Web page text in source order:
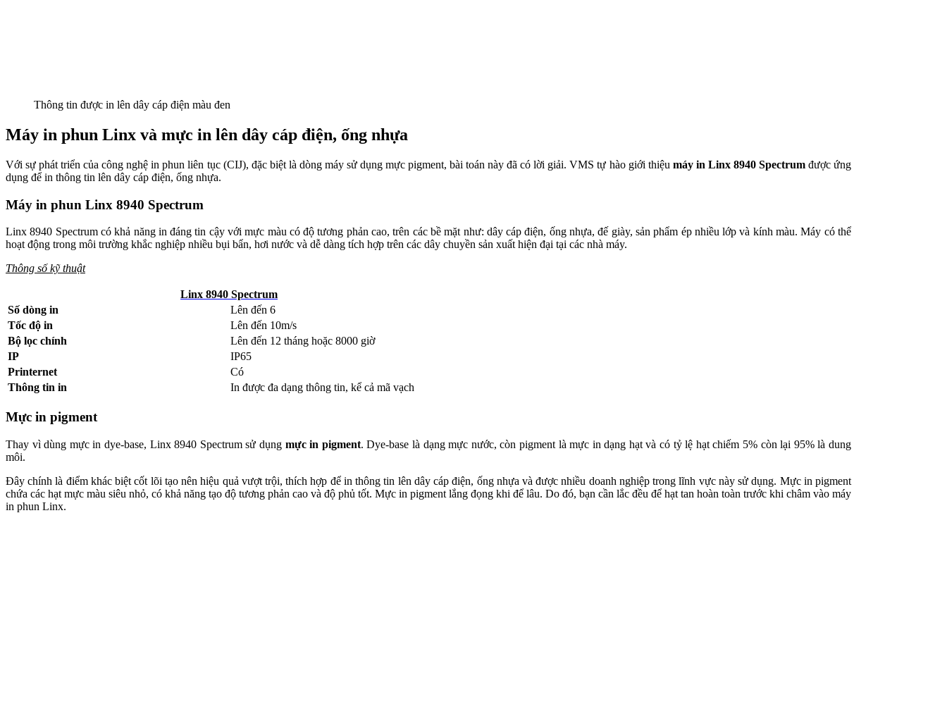
Thông tin được in lên dây cáp điện màu đen
Máy in phun Linx và mực in lên dây cáp điện, ống nhựa
Với sự phát triển của công nghệ in phun liên tục (CIJ), đặc biệt là dòng máy sử dụng mực pigment, bài toán này đã có lời giải. VMS tự hào giới thiệu máy in Linx 8940 Spectrumđược ứng
dụng để in thông tin lên dây cáp điện, ống nhựa.
Máy in phun Linx 8940 Spectrum
Linx 8940 Spectrum có khả năng in đáng tin cậy với mực màu có độ tương phản cao, trên các bề mặt như: dây cáp điện, ống nhựa, đế giày, sản phẩm ép nhiều lớp và kính màu. Máy có thể
hoạt động trong môi trường khắc nghiệp nhiều bụi bẩn, hơi nước và dễ dàng tích hợp trên các dây chuyền sản xuất hiện đại tại các nhà máy.
Thông số kỹ thuật
Linx 8940 Spectrum
Số dòng in
Lên đến 6
Tốc độ in
Lên đến 10m/s
Bộ lọc chính
Lên đến 12 tháng hoặc 8000 giờ
IP
IP65
Printernet
Có
Thông tin in
In được đa dạng thông tin, kể cả mã vạch
Mực in pigment
Thay vì dùng mực in dye-base, Linx 8940 Spectrum sử dụng mực in pigment. Dye-base là dạng mực nước, còn pigment là mực in dạng hạt và có tỷ lệ hạt chiếm 5% còn lại 95% là dung
môi.
Đây chính là điểm khác biệt cốt lõi tạo nên hiệu quả vượt trội, thích hợp để in thông tin lên dây cáp điện, ống nhựa và được nhiều doanh nghiệp trong lĩnh vực này sử dụng. Mực in pigment
chứa các hạt mực màu siêu nhỏ, có khả năng tạo độ tương phản cao và độ phủ tốt. Mực in pigment lắng đọng khi để lâu. Do đó, bạn cần lắc đều để hạt tan hoàn toàn trước khi châm vào máy
in phun Linx.